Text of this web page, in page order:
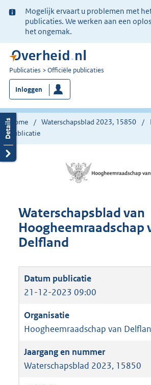
Ter
informatie:
Mogelijk ervaart u problemen met
publicaties. We werken aan een
het ongemak.
U
bent
nu
hier:
Publicaties Officiële publicaties
Inloggen
Home Waterschapsblad 2023, 15850
publicatie
Waterschapsblad van
Hoogheemraadschap
Delfland
21-12-2023 09:00
Hoogheemraadschap van
Waterschapsblad 2023, 15850